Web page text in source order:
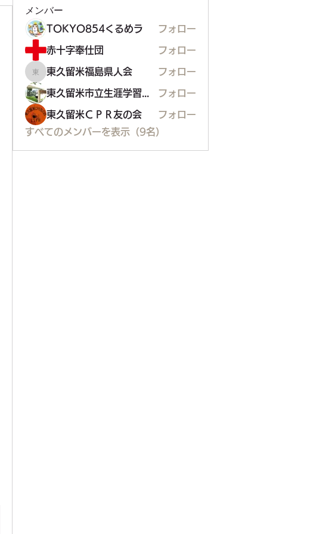
メンバー
TOKYO854くるめラ フォロー
赤十字奉仕団 フォロー
東久留米福島県人会
東久留米福島県人会 フォロー
フォロー
東久留米ＣＰＲ友の会
フォロー
すべてのメンバーを表示（9名）